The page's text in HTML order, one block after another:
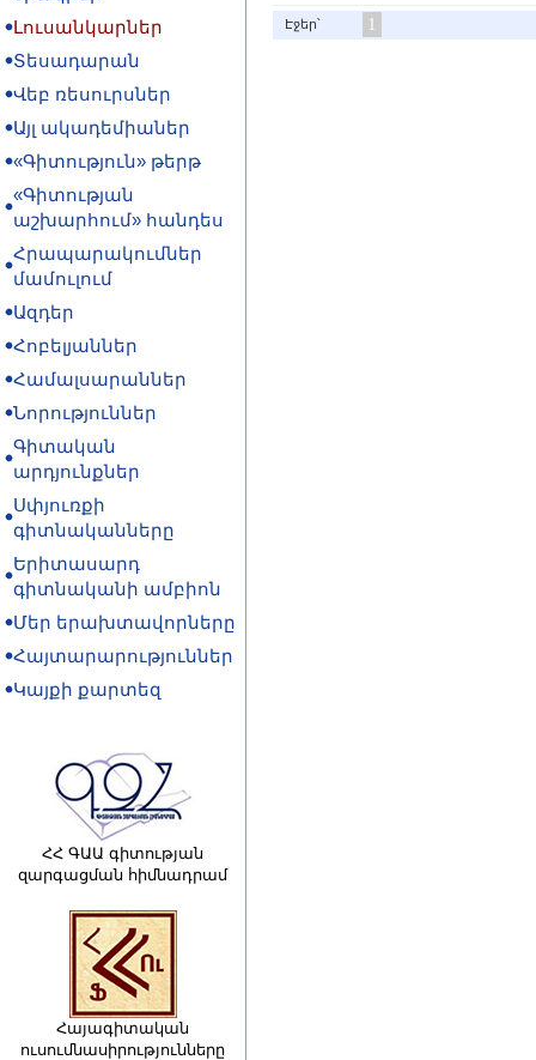
Լուսանկարներ
Տեսադարան
Վեբ ռեսուրսներ
Այլ ակադեմիաներ
«Գիտություն» թերթ
«Գիտության
աշխարհում» հանդես
Հրապարակումներ
մամուլում
Ազդեր
Հոբելյաններ
Համալսարաններ
Նորություններ
Գիտական
արդյունքներ
Սփյուռքի
գիտնականները
Երիտասարդ
գիտնականի ամբիոն
Մեր երախտավորները
Հայտարարություններ
Կայքի քարտեզ
ՀՀ ԳԱԱ գիտության
զարգացման հիմնադրամ
Հայագիտական
ուսումնասիրությունները
Էջեր՝ 1